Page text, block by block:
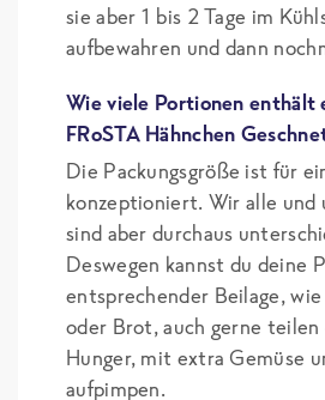
sie aber 1 bis 2 Tage im
aufbewahren und dann
Wie viele Portionen enthält
FRoSTA Hähnchen
Die Packungsgröße ist für
konzeptioniert. Wir alle und
sind aber durchaus
Deswegen kannst du deine
entsprechender Beilage,
oder Brot, auch gerne
Hunger, mit extra Gemüse
aufpimpen.